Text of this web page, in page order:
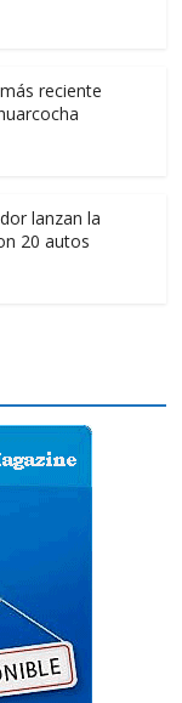
reciente
lanzan la
20 autos